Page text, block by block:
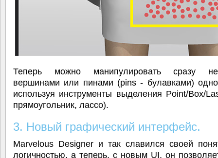
Теперь можно манипулировать сразу
вершинами или пинами (pins - булавками)
используя инструменты выделения Point/Box/
прямоугольник, лассо).
3. Новый графический интерфейс.
Marvelous Designer и так славился своей
логичностью, а теперь, с новым UI, он